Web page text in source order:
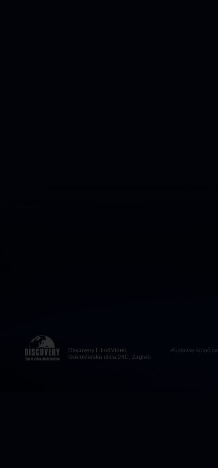
Discovery Film&Video
Svetoklarska ulica 24C, Zagreb
Postavke kolačića